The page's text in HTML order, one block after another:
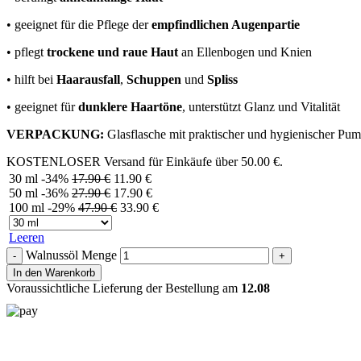
• geeignet für die Pflege derempfindlichen Augenpartie
• pflegt trockene und raue Haut an Ellenbogen und Knien
• hilft bei Haarausfall, Schuppen und Spliss
• geeignet fürdunklere Haartöne, unterstützt Glanz und Vitalität
VERPACKUNG: Glasflasche mit praktischer und hygienischer
KOSTENLOSER Versand für Einkäufe über 50.00 €.
30 ml -34% 17.90€ 11.90 €
50 ml -36% 27.90€ 17.90 €
100 ml -29% 47.90€ 33.90 €
Leeren
Walnussöl Menge
In den Warenkorb
Voraussichtliche Lieferung der Bestellung am 12.08